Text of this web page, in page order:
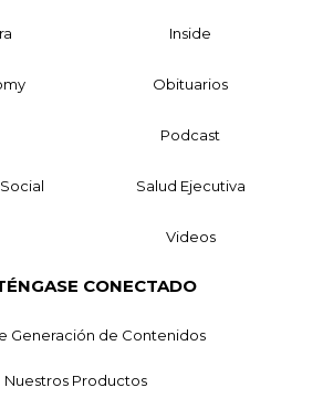
Inside
Obituarios
Podcast
Salud Ejecutiva
Videos
CONECTADO
Generación de Contenidos
Nuestros Productos